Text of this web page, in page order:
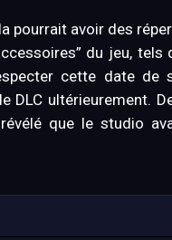
pourrait avoir des
du jeu,
cette date de
ultérieurement.
que le studio